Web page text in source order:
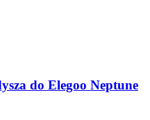
do Elegoo Neptune